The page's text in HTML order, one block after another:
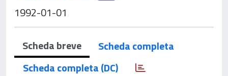
1992-01-01
Scheda breve
Scheda completa
Scheda completa (DC)